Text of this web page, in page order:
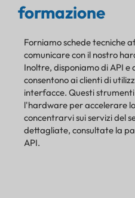
formazione
Forniamo schede tecniche
comunicare con il nostro
Inoltre, disponiamo di API
consentono ai clienti di
interfacce. Questi
l'hardware per accelerare
concentrarvi sui servizi del
dettagliate, consultate la
API.